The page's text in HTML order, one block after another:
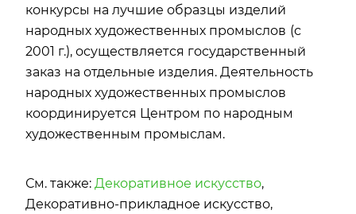
конкурсы на лучшие образцы изделий
народных художественных промыслов (с
2001 г.), осуществляется государственный
заказ на отдельные изделия. Деятельность
народных художественных промыслов
координируется Центром по народным
художественным промыслам.
См. также: Декоративное искусство,
Декоративно-прикладное искусство,